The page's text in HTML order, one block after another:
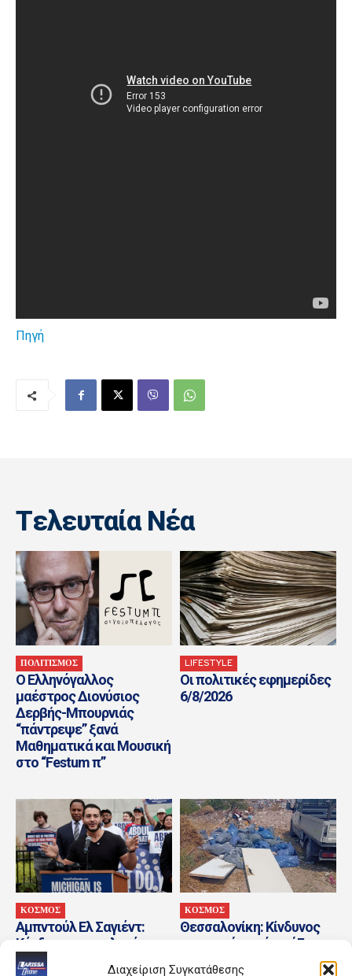
Διαχείριση Συγκατάθεσης
Πηγή
Tελευταία Nέα
ΠΟΛΙΤΙΣΜΟΣ
Ο Ελληνόγαλλος
μαέστρος Διονύσιος
Δερβής-Μπουρνιάς
“πάντρεψε” ξανά
Μαθηματικά και Μουσική
στο “Festum π”
LIFESTYLE
Οι πολιτικές εφημερίδες
6/8/2026
ΚΟΣΜΟΣ
Αμπντούλ Ελ Σαγιέντ:
Κέρδισε στις εκλογές των
Δημοκρατικών την
ΚΟΣΜΟΣ
Θεσσαλονίκη: Κίνδυνος
πυρκαγιάς από μπάζα